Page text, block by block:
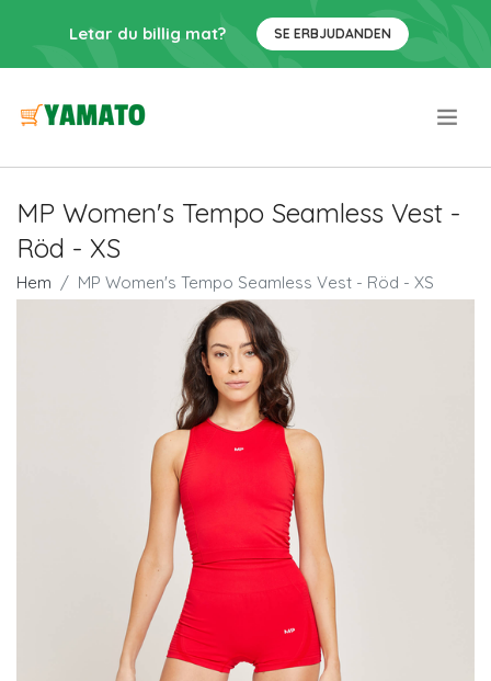
Letar du billig mat? SE ERBJUDANDEN
MP Women's Tempo Seamless Vest -
Röd - XS
Hem MP Women's Tempo Seamless Vest - Röd - XS